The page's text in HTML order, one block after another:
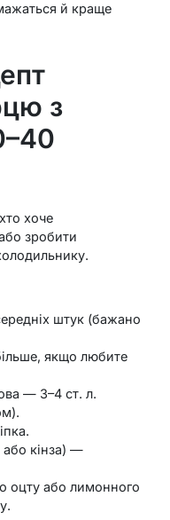
й краще
з
хоче
зробити
штук (бажано
якщо любите
— 3–4 ст. л.
або кінза) —
оцту або лимонного